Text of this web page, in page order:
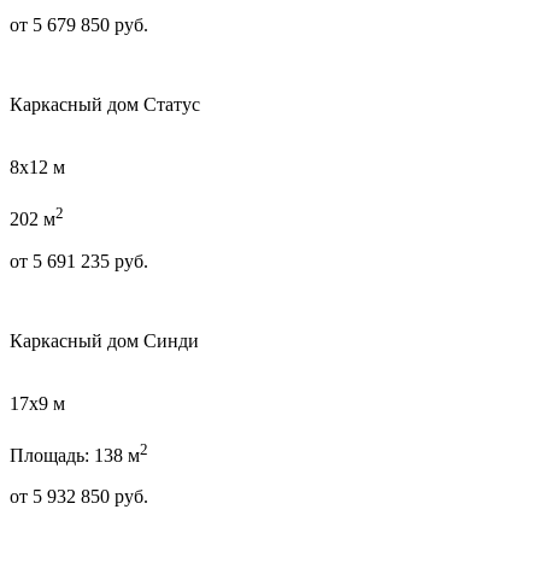
от 5 679 850 руб.
Каркасный дом Статус
8х12 м
202 м2
от 5 691 235 руб.
Каркасный дом Синди
17х9 м
Площадь: 138 м2
от 5 932 850 руб.